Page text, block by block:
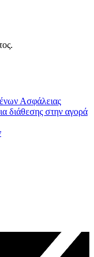
Ασφάλειας
στην αγορά